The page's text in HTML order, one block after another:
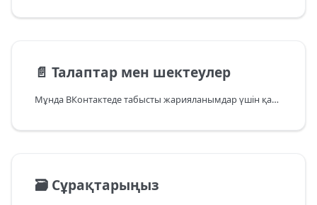
📄️ Талаптар мен шектеулер
Мұнда ВКонтактеде табысты жарияланымдар үшін қарапайым ережелер жиналған.
🗃️ Сұрақтарыңыз